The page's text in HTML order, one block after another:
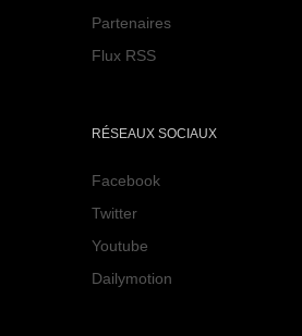
Partenaires
Flux RSS
RÉSEAUX SOCIAUX
Facebook
Twitter
Youtube
Dailymotion